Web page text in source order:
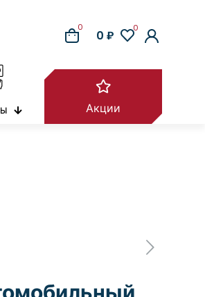
0
0 ₽ 0
Акции